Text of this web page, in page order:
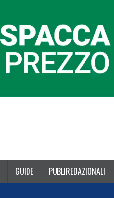
GUIDE PUBLIREDAZIONALI